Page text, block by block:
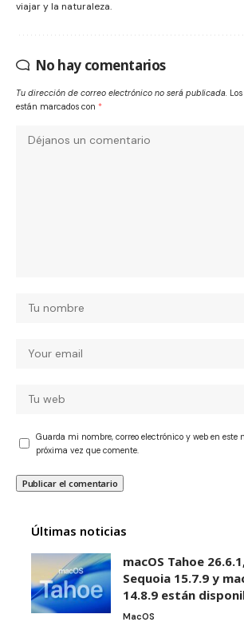
viajar y la naturaleza.
No hay comentarios
Tu dirección de correo electrónico no será publicada.
están marcados con *
Guarda mi nombre, correo electrónico y web en este
próxima vez que comente.
Últimas noticias
macOS Tahoe
Sequoia 15.7.9 y
14.8.9 están
MacOS